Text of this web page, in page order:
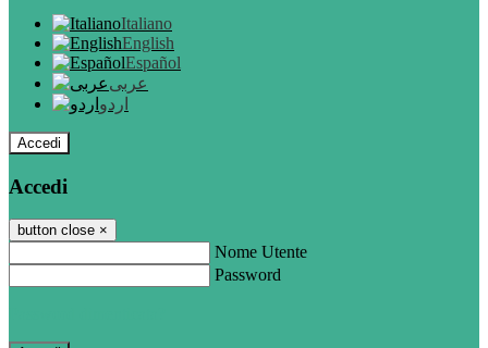
Italiano
English
Español
عربى
اردو
Accedi
Accedi
button close ×
Nome Utente
Password